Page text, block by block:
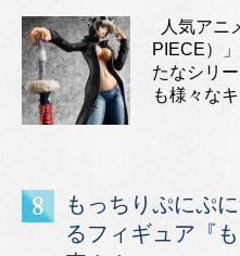
人気アニ
PIECE）
たなシリ
も様々な
もっちりぷにぷ
るフィギュア『